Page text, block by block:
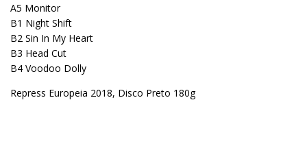
A5 Monitor
B1 Night Shift
B2 Sin In My Heart
B3 Head Cut
B4 Voodoo Dolly
Repress Europeia 2018, Disco Preto 180g